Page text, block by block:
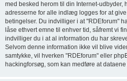
med besked herom til din Internet-udbyder,
adresserne for alle indlæg logges for at
betingelser. Du indvilliger i at "RDEforum"
låse ethvert emne til enhver tid, såfremt vi
indvilliger du i at al information du har
Selvom denne information ikke vil blive
samtykke, vil hverken "RDEforum" eller
hackingforsøg, som kan medføre at